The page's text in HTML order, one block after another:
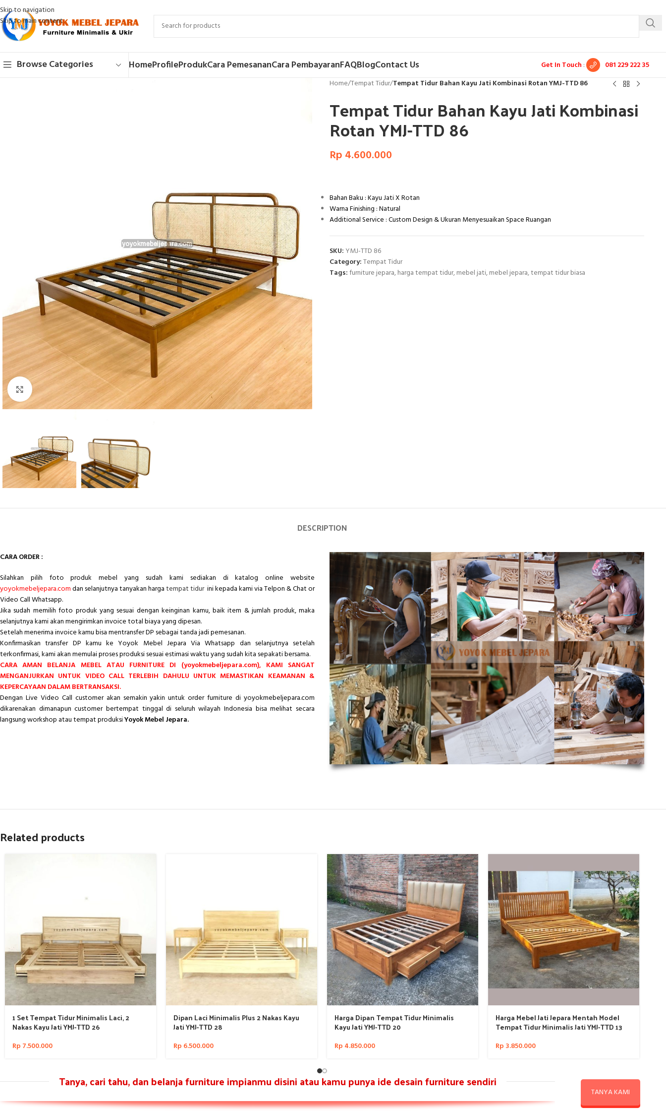
Skip to navigation
Skip to main content
Browse Categories HomeProfileProdukCara PemesananCara PembayaranFAQBlogContact Us Get In Touch : 081 229 222 35
Click to enlarge
Home/Tempat Tidur/Tempat Tidur Bahan Kayu Jati Kombinasi Rotan YMJ-TTD 86
Tempat Tidur Bahan Kayu Jati Kombinasi
Rotan YMJ-TTD 86
Rp 4.600.000
Bahan Baku : Kayu Jati X Rotan
Warna Finishing : Natural
Additional Service : Custom Design & Ukuran Menyesuaikan Space Ruangan
SKU: YMJ-TTD 86
Category:Tempat Tidur
Tags:furniture jepara,harga tempat tidur,mebel jati,mebel jepara,tempat tidur biasa
DESCRIPTION
CARA ORDER :
Silahkan pilih foto produk mebel yang sudah kami sediakan di katalog online website
yoyokmebeljepara.comdan selanjutnya tanyakan hargatempat tidur ini kepada kami via Telpon & Chat or
Video Call Whatsapp.
Jika sudah memilih foto produk yang sesuai dengan keinginan kamu, baik item & jumlah produk, maka
selanjutnya kami akan mengirimkan invoice total biaya yang dipesan.
Setelah menerima invoice kamu bisa mentransfer DP sebagai tanda jadi pemesanan.
Konfirmasikan transfer DP kamu ke Yoyok Mebel Jepara Via Whatsapp dan selanjutnya setelah
terkonfirmasi, kami akan memulai proses produksi sesuai estimasi waktu yang sudah kita sepakati bersama.
CARA AMAN BELANJA MEBEL ATAU FURNITURE DI (yoyokmebeljepara.com), KAMI SANGAT
MENGANJURKAN UNTUK VIDEO CALL TERLEBIH DAHULU UNTUK MEMASTIKAN KEAMANAN &
KEPERCAYAAN DALAM BERTRANSAKSI.
Dengan Live Video Call customer akan semakin yakin untuk order furniture di yoyokmebeljepara.com
dikarenakan dimanapun customer bertempat tinggal di seluruh wilayah Indonesia bisa melihat secara
langsung workshop atau tempat produksiYoyok Mebel Jepara.
Related products
1 Set Tempat Tidur Minimalis Laci, 2
Nakas Kayu Jati YMJ-TTD 26
Rp 7.500.000
Dipan Laci Minimalis Plus 2 Nakas Kayu
Jati YMJ-TTD 28
Rp 6.500.000
Harga Dipan Tempat Tidur Minimalis
Kayu Jati YMJ-TTD 20
Rp 4.850.000
Harga Mebel Jati Jepara Mentah Model
Tempat Tidur Minimalis Jati YMJ-TTD 13
Rp 3.850.000
Tanya, cari tahu, dan belanja furniture impianmu disini atau kamu punya ide desain furniture sendiri
TANYA KAMI